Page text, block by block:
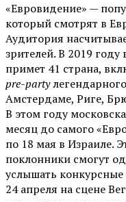
«Евровидение» —
который смотрят в
Аудитория
зрителей. В 2019 году
примет 41 страна,
pre-party
Амстердаме, Риге,
В этом году
месяц до самого
по 18 мая в Израиле.
поклонники смогут
услышать конкурсные
24 апреля на сцене